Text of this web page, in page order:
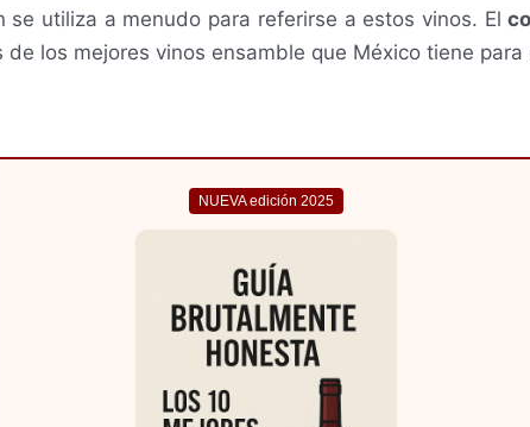
se utiliza a menudo para referirse a estos vinos. El
de los mejores vinos ensamble que México tiene para
NUEVA edición 2025